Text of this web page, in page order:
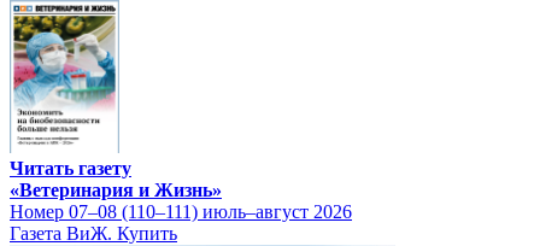
Читать газету
«Ветеринария и Жизнь»
Номер 07–08 (110–111) июль–август 2026
Газета ВиЖ. Купить